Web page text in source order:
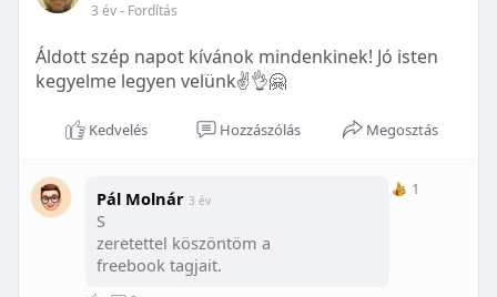
3 év- Fordítás
Áldott szép napot kívánok mindenkinek! Jó isten
kegyelme legyen velünk✌️👌🤗
Kedvelés Hozzászólás Megosztás
Pál Molnár 3 év
S
zeretettel köszöntöm a
freebook tagjait.
1